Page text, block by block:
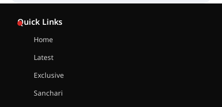
Quick Links
Home
Latest
Exclusive
Sanchari